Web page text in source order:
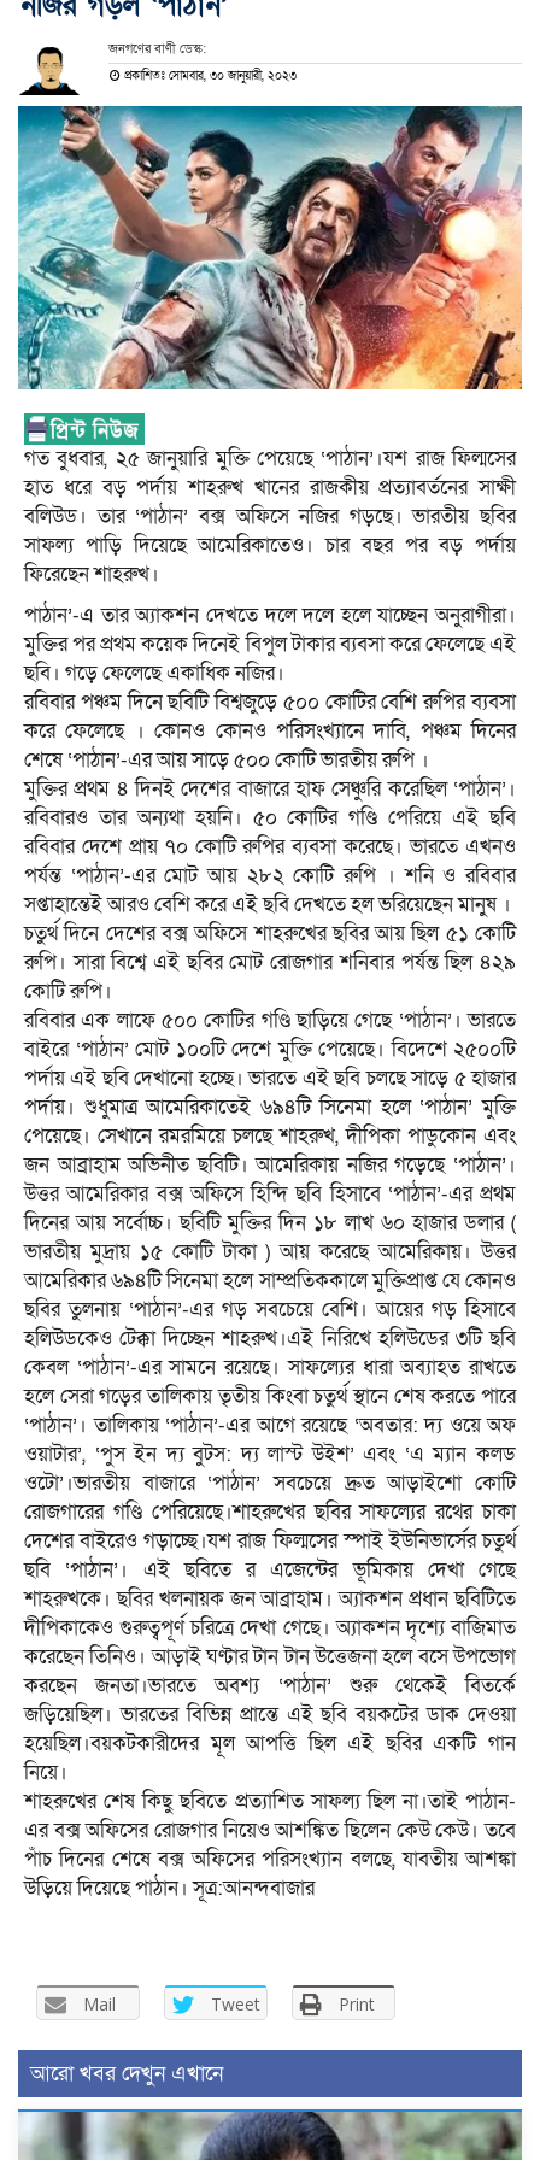
জনগণের বাণী ডেস্ক:
প্রকাশিতঃ সোমবার, ৩০ জানুয়ারী, ২০২৩
গত বুধবার, ২৫ জানুয়ারি মুক্তি পেয়েছে ‘পাঠান’।যশ রাজ ফিল্মসের
হাত ধরে বড় পর্দায় শাহরুখ খানের রাজকীয় প্রত্যাবর্তনের সাক্ষী
বলিউড। তার ‘পাঠান’ বক্স অফিসে নজির গড়ছে। ভারতীয় ছবির
সাফল্য পাড়ি দিয়েছে আমেরিকাতেও। চার বছর পর বড় পর্দায়
ফিরেছেন শাহরুখ।
পাঠান’-এ তার অ্যাকশন দেখতে দলে দলে হলে যাচ্ছেন অনুরাগীরা।
মুক্তির পর প্রথম কয়েক দিনেই বিপুল টাকার ব্যবসা করে ফেলেছে এই
ছবি। গড়ে ফেলেছে একাধিক নজির।
রবিবার পঞ্চম দিনে ছবিটি বিশ্বজুড়ে ৫০০ কোটির বেশি রুপির ব্যবসা
করে ফেলেছে । কোনও কোনও পরিসংখ্যানে দাবি, পঞ্চম দিনের
শেষে ‘পাঠান’-এর আয় সাড়ে ৫০০ কোটি ভারতীয় রুপি ।
মুক্তির প্রথম ৪ দিনই দেশের বাজারে হাফ সেঞ্চুরি করেছিল ‘পাঠান’।
রবিবারও তার অন্যথা হয়নি। ৫০ কোটির গণ্ডি পেরিয়ে এই ছবি
রবিবার দেশে প্রায় ৭০ কোটি রুপির ব্যবসা করেছে। ভারতে এখনও
পর্যন্ত ‘পাঠান’-এর মোট আয় ২৮২ কোটি রুপি । শনি ও রবিবার
সপ্তাহান্তেই আরও বেশি করে এই ছবি দেখতে হল ভরিয়েছেন মানুষ ।
চতুর্থ দিনে দেশের বক্স অফিসে শাহরুখের ছবির আয় ছিল ৫১ কোটি
রুপি। সারা বিশ্বে এই ছবির মোট রোজগার শনিবার পর্যন্ত ছিল ৪২৯
কোটি রুপি।
রবিবার এক লাফে ৫০০ কোটির গণ্ডি ছাড়িয়ে গেছে ‘পাঠান’। ভারতে
বাইরে ‘পাঠান’ মোট ১০০টি দেশে মুক্তি পেয়েছে। বিদেশে ২৫০০টি
পর্দায় এই ছবি দেখানো হচ্ছে। ভারতে এই ছবি চলছে সাড়ে ৫ হাজার
পর্দায়। শুধুমাত্র আমেরিকাতেই ৬৯৪টি সিনেমা হলে ‘পাঠান’ মুক্তি
পেয়েছে। সেখানে রমরমিয়ে চলছে শাহরুখ, দীপিকা পাডুকোন এবং
জন আব্রাহাম অভিনীত ছবিটি। আমেরিকায় নজির গড়েছে ‘পাঠান’।
উত্তর আমেরিকার বক্স অফিসে হিন্দি ছবি হিসাবে ‘পাঠান’-এর প্রথম
দিনের আয় সর্বোচ্চ। ছবিটি মুক্তির দিন ১৮ লাখ ৬০ হাজার ডলার (
ভারতীয় মুদ্রায় ১৫ কোটি টাকা ) আয় করেছে আমেরিকায়। উত্তর
আমেরিকার ৬৯৪টি সিনেমা হলে সাম্প্রতিককালে মুক্তিপ্রাপ্ত যে কোনও
ছবির তুলনায় ‘পাঠান’-এর গড় সবচেয়ে বেশি। আয়ের গড় হিসাবে
হলিউডকেও টেক্কা দিচ্ছেন শাহরুখ।এই নিরিখে হলিউডের ৩টি ছবি
কেবল ‘পাঠান’-এর সামনে রয়েছে। সাফল্যের ধারা অব্যাহত রাখতে
হলে সেরা গড়ের তালিকায় তৃতীয় কিংবা চতুর্থ স্থানে শেষ করতে পারে
‘পাঠান’। তালিকায় ‘পাঠান’-এর আগে রয়েছে ‘অবতার: দ্য ওয়ে অফ
ওয়াটার’, ‘পুস ইন দ্য বুটস: দ্য লাস্ট উইশ’ এবং ‘এ ম্যান কলড
ওটো’।ভারতীয় বাজারে ‘পাঠান’ সবচেয়ে দ্রুত আড়াইশো কোটি
রোজগারের গণ্ডি পেরিয়েছে।শাহরুখের ছবির সাফল্যের রথের চাকা
দেশের বাইরেও গড়াচ্ছে।যশ রাজ ফিল্মসের স্পাই ইউনিভার্সের চতুর্থ
ছবি ‘পাঠান’। এই ছবিতে র এজেন্টের ভূমিকায় দেখা গেছে
শাহরুখকে। ছবির খলনায়ক জন আব্রাহাম। অ্যাকশন প্রধান ছবিটিতে
দীপিকাকেও গুরুত্বপূর্ণ চরিত্রে দেখা গেছে। অ্যাকশন দৃশ্যে বাজিমাত
করেছেন তিনিও। আড়াই ঘণ্টার টান টান উত্তেজনা হলে বসে উপভোগ
করছেন জনতা।ভারতে অবশ্য ‘পাঠান’ শুরু থেকেই বিতর্কে
জড়িয়েছিল। ভারতের বিভিন্ন প্রান্তে এই ছবি বয়কটের ডাক দেওয়া
হয়েছিল।বয়কটকারীদের মূল আপত্তি ছিল এই ছবির একটি গান
নিয়ে।
শাহরুখের শেষ কিছু ছবিতে প্রত্যাশিত সাফল্য ছিল না।তাই পাঠান-
এর বক্স অফিসের রোজগার নিয়েও আশঙ্কিত ছিলেন কেউ কেউ। তবে
পাঁচ দিনের শেষে বক্স অফিসের পরিসংখ্যান বলছে, যাবতীয় আশঙ্কা
উড়িয়ে দিয়েছে পাঠান। সূত্র:আনন্দবাজার
Mail Tweet Print
আরো খবর দেখুন এখানে